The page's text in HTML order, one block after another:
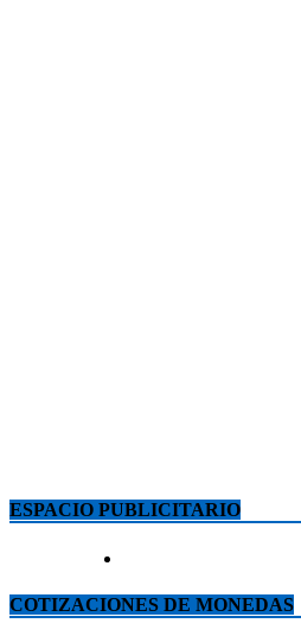
ESPACIO PUBLICITARIO
COTIZACIONES DE MONEDAS